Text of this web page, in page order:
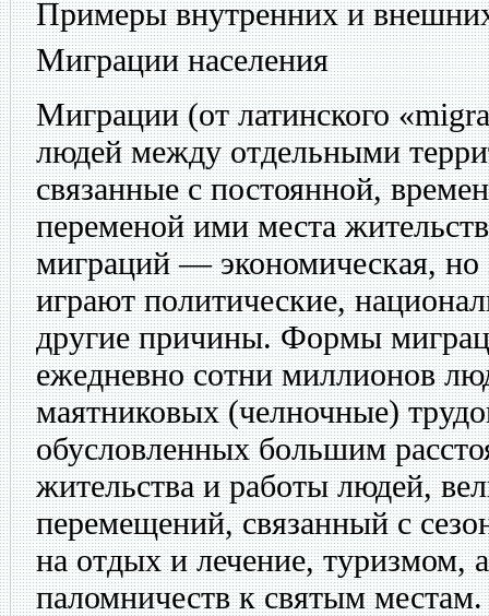
Примеры внутренних и
Миграции населения
Миграции (от латинского
людей между отдельными
связанные с постоянной,
переменой ими места
миграций — экономическая, но
играют политические,
другие причины. Формы
ежедневно сотни миллионов
маятниковых (челночные)
обусловленных большим
жительства и работы людей,
перемещений, связанный с
на отдых и лечение, туризмом,
паломничеств к святым местам.